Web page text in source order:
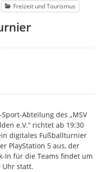
Freizeit und Tourismus
Sport-Abteilung des „MSV
e.V.“ richtet ab 19:30
digitales Fußballturnier
PlayStation 5 aus, der
In für die Teams findet um
Uhr statt.